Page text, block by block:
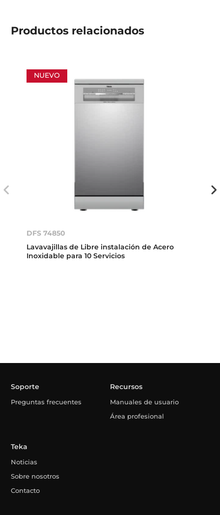
Productos relacionados
NUEVO
DFS 74850
Lavavajillas de Libre instalación de Acero
Inoxidable para 10 Servicios
Soporte
Preguntas frecuentes
Recursos
Manuales de usuario
Área profesional
Teka
Noticias
Sobre nosotros
Contacto